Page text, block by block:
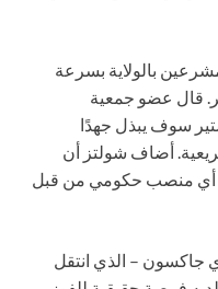
بالولاية بسرعة
قال عضو جمعية
سوف يبذل جهدًا
أضاف شولتز أن
أي منصب حكومي من قبل
جاكسون – الذي انتقل